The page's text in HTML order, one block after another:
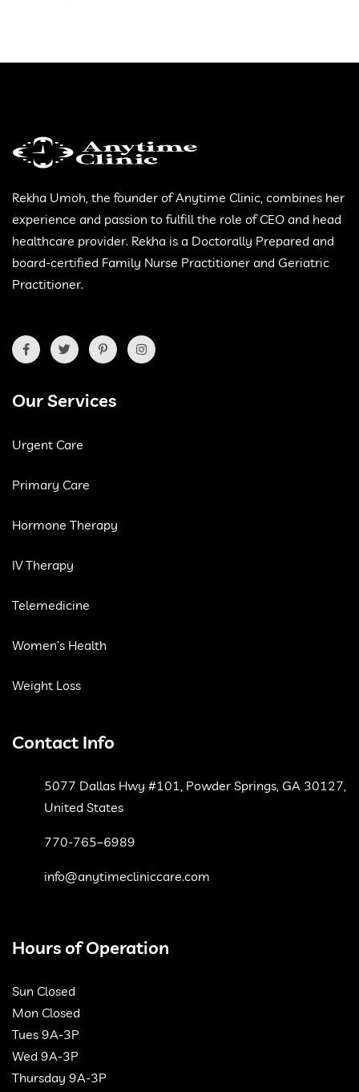
Rekha Umoh, the founder of Anytime Clinic, combines her
experience and passion to fulfill the role of CEO and head
healthcare provider. Rekha is a Doctorally Prepared and
board-certified Family Nurse Practitioner and Geriatric
Practitioner.
Our Services
Urgent Care
Primary Care
Hormone Therapy
IV Therapy
Telemedicine
Women’s Health
Weight Loss
Contact Info
5077 Dallas Hwy #101, Powder Springs, GA 30127,
United States
770-765–6989
info@anytimecliniccare.com
Hours of Operation
Sun Closed
Mon Closed
Tues 9A-3P
Wed 9A-3P
Thursday 9A-3P